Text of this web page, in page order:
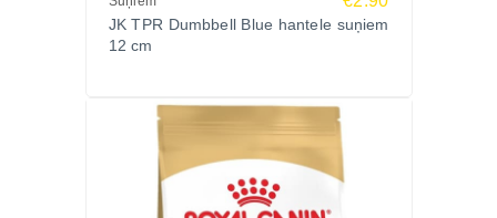
JK TPR Dumbbell Blue hantele suņiem
12 cm